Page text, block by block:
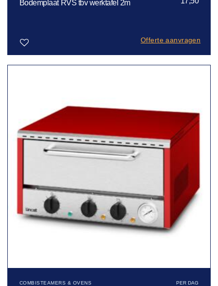
Bodemplaat RVS tbv werktafel 2m
Offerte aanvragen
COMBISTEAMERS & OVENS